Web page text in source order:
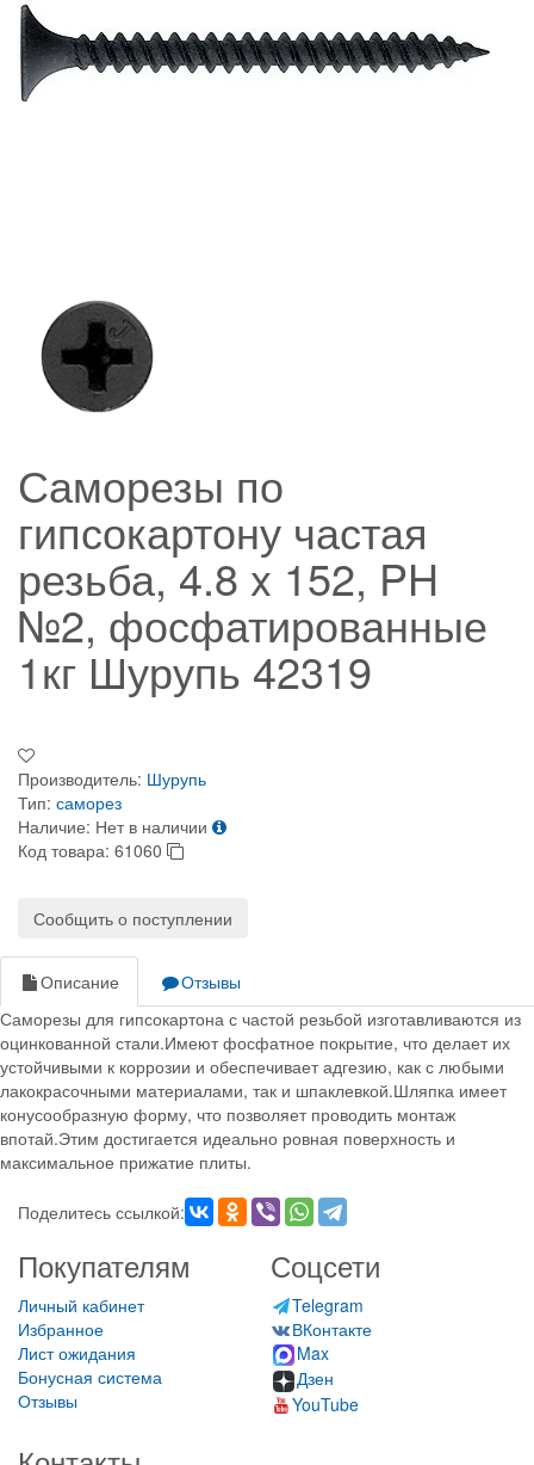
Саморезы по
гипсокартону частая
резьба, 4.8 x 152, PH
№2, фосфатированные
1кг Шурупь 42319
Производитель: Шурупь
Тип: саморез
Наличие: Нет в наличии
Код товара: 61060
Сообщить о поступлении
Описание
Отзывы
Саморезы для гипсокартона с частой резьбой изготавливаются из
оцинкованной стали.Имеют фосфатное покрытие, что делает их
устойчивыми к коррозии и обеспечивает адгезию, как с любыми
лакокрасочными материалами, так и шпаклевкой.Шляпка имеет
конусообразную форму, что позволяет проводить монтаж
впотай.Этим достигается идеально ровная поверхность и
максимальное прижатие плиты.
Поделитесь ссылкой:
Покупателям
Личный кабинет
Избранное
Лист ожидания
Бонусная система
Отзывы
Соцсети
Telegram
ВКонтакте
Max
Дзен
YouTube